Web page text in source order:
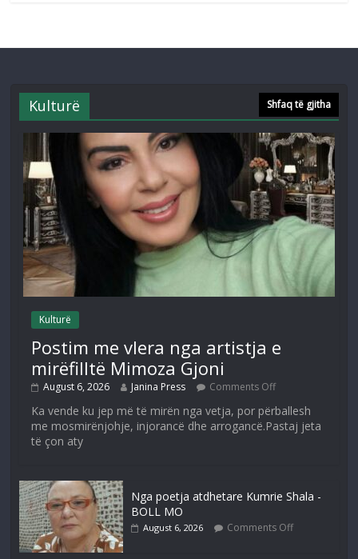
Kulturë Shfaq të gjitha
Kulturë
Postim me vlera nga artistja e
mirëfilltë Mimoza Gjoni
August 6, 2026 Janina Press Comments Off
Ka vende ku jep më të mirën nga vetja, por përballesh
me mosmirënjohje, injorancë dhe arrogancë.Pastaj jeta
të çon aty
Nga poetja atdhetare Kumrie Shala -
BOLL MO
August 6, 2026 Comments Off